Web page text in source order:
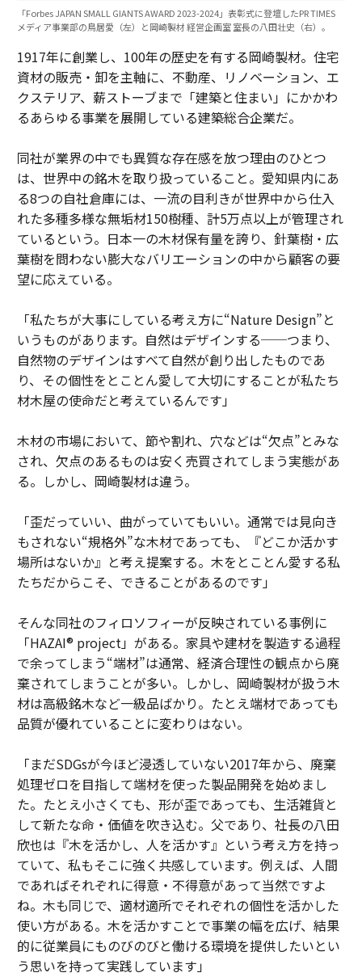
「Forbes JAPAN SMALL GIANTS AWARD 2023-2024」表彰式に登壇したPR TIMES
メディア事業部の鳥居愛（左）と岡崎製材 経営企画室 室長の八田壮史（右）。
1917年に創業し、100年の歴史を有する岡崎製材。住宅
資材の販売・卸を主軸に、不動産、リノベーション、エ
クステリア、薪ストーブまで「建築と住まい」にかかわ
るあらゆる事業を展開している建築総合企業だ。
同社が業界の中でも異質な存在感を放つ理由のひとつ
は、世界中の銘木を取り扱っていること。愛知県内にあ
る8つの自社倉庫には、一流の目利きが世界中から仕入
れた多種多様な無垢材150樹種、計5万点以上が管理され
ているという。日本一の木材保有量を誇り、針葉樹・広
葉樹を問わない膨大なバリエーションの中から顧客の要
望に応えている。
「私たちが大事にしている考え方に“Nature Design”と
いうものがあります。自然はデザインする──つまり、
自然物のデザインはすべて自然が創り出したものであ
り、その個性をとことん愛して大切にすることが私たち
材木屋の使命だと考えているんです」
木材の市場において、節や割れ、穴などは“欠点”とみな
され、欠点のあるものは安く売買されてしまう実態があ
る。しかし、岡崎製材は違う。
「歪だっていい、曲がっていてもいい。通常では見向き
もされない“規格外”な木材であっても、『どこか活かす
場所はないか』と考え提案する。木をとことん愛する私
たちだからこそ、できることがあるのです」
そんな同社のフィロソフィーが反映されている事例に
「HAZAI® project」がある。家具や建材を製造する過程
で余ってしまう“端材”は通常、経済合理性の観点から廃
棄されてしまうことが多い。しかし、岡崎製材が扱う木
材は高級銘木など一級品ばかり。たとえ端材であっても
品質が優れていることに変わりはない。
「まだSDGsが今ほど浸透していない2017年から、廃棄
処理ゼロを目指して端材を使った製品開発を始めまし
た。たとえ小さくても、形が歪であっても、生活雑貨と
して新たな命・価値を吹き込む。父であり、社長の八田
欣也は『木を活かし、人を活かす』という考え方を持っ
ていて、私もそこに強く共感しています。例えば、人間
であればそれぞれに得意・不得意があって当然ですよ
ね。木も同じで、適材適所でそれぞれの個性を活かした
使い方がある。木を活かすことで事業の幅を広げ、結果
的に従業員にものびのびと働ける環境を提供したいとい
う思いを持って実践しています」